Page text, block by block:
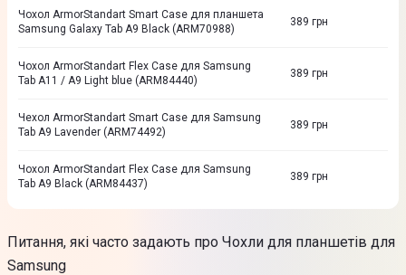
Чохол ArmorStandart Smart Case для планшета
Samsung Galaxy Tab A9 Black (ARM70988)
389 грн
Чохол ArmorStandart Flex Case для Samsung
Tab A11 / A9 Light blue (ARM84440)
389 грн
Чехол ArmorStandart Smart Case для Samsung
Tab A9 Lavender (ARM74492)
389 грн
Чохол ArmorStandart Flex Case для Samsung
Tab A9 Black (ARM84437)
389 грн
Питання, які часто задають про Чохли для планшетів для
Samsung